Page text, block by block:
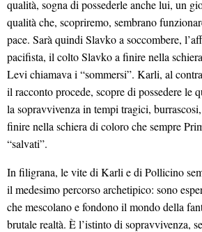
qualità, sogna di possederle anche lui, un
qualità che, scopriremo, sembrano
pace. Sarà quindi Slavko a soccombere,
pacifista, il colto Slavko a finire nella
Levi chiamava i “sommersi”. Karli, al
il racconto procede, scopre di possedere le
la sopravvivenza in tempi tragici,
finire nella schiera di coloro che sempre
“salvati”.
In filigrana, le vite di Karli e di Pollicino
il medesimo percorso archetipico: sono
che mescolano e fondono il mondo della
brutale realtà. È l’istinto di sopravvivenza,